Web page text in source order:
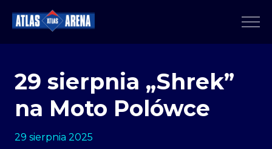
29 sierpnia „Shrek”
na Moto Polówce
29 sierpnia 2025